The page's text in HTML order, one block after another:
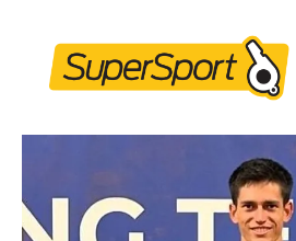
content